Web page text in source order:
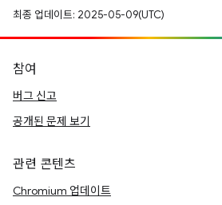
최종 업데이트: 2025-05-09(UTC)
참여
버그 신고
공개된 문제 보기
관련 콘텐츠
Chromium 업데이트